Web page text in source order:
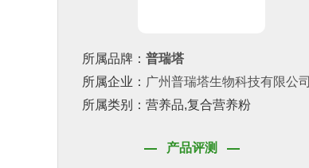
所属品牌： 普瑞塔
所属企业： 广州普瑞塔生物科技有限公司
所属类别：营养品,复合营养粉
产品评测